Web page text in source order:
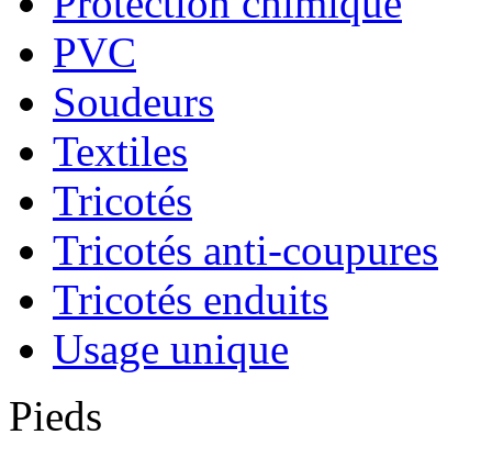
PVC
Soudeurs
Textiles
Tricotés
Tricotés anti-coupures
Tricotés enduits
Usage unique
Pieds